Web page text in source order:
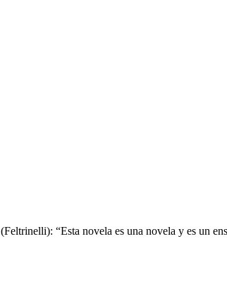
(Feltrinelli): “Esta novela es una novela y es un